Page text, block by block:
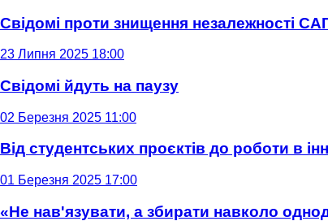
Свідомі проти знищення незалежності
23 Липня 2025 18:00
Свідомі йдуть на паузу
02 Березня 2025 11:00
Від студентських проєктів до роботи в
01 Березня 2025 17:00
«Не нав'язувати, а збирати навколо